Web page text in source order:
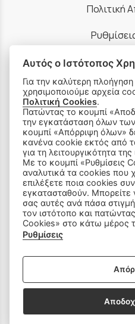
Πολιτική
Όροι
Οικιακός
Είδη
Αυτός ο Ιστότοπος
Για την καλύτερη
χρησιμοποιούμε αρχεία
Πολιτική Cookies.
Πατώντας το κουμπί «Αποδοχή όλων» αποδέχεστε
την εγκατάσταση όλων
κουμπί «Απόρριψη όλων»
κανένα cookie εκτός από
για τη λειτουργικότητα της
Με το κουμπί «Ρυθμίσεις
αναλυτικά τα cookies που
επιλέξετε ποια cookies
εγκατασταθούν. Μπορείτε
σας αυτές ανά πάσα
τον ιστότοπο και
Cookies» στο κάτω μέρος
Ρυθμίσεις